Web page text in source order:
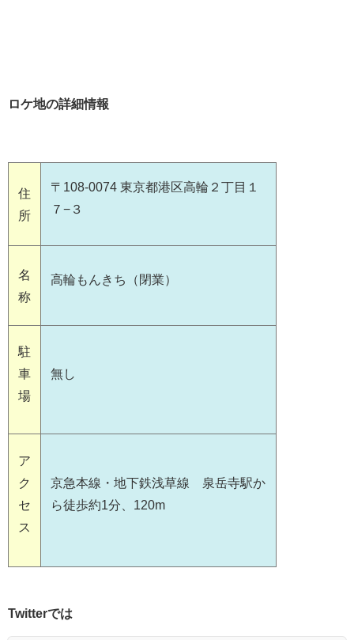
ロケ地の詳細情報
住
所
〒108-0074 東京都港区高輪２丁目１
７−３
名
称
高輪もんきち（閉業）
駐
車
場
無し
ア
ク
セ
ス
京急本線・地下鉄浅草線 泉岳寺駅か
ら徒歩約1分、120m
Twitterでは